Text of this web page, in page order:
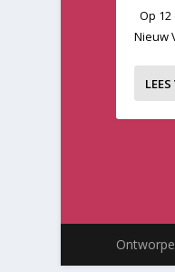
Op
Nieuw
LEES